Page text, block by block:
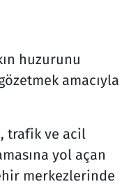
huzurunu
amacıyla
trafik ve acil
yol açan
merkezlerinde